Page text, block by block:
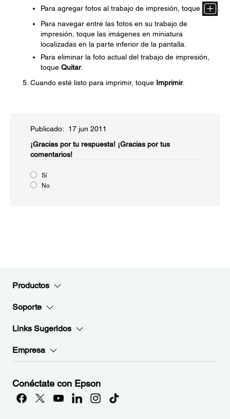
Para agregar fotos al trabajo de impresión, toque
Para navegar entre las fotos en su trabajo de
impresión, toque las imágenes en miniatura
localizadas en la parte inferior de la pantalla.
Para eliminar la foto actual del trabajo de impresión,
toque Quitar.
Cuando esté listo para imprimir, toque Imprimir.
Publicado: 17 jun 2011
¡Gracias por tu respuesta! ¡Gracias por tus
comentarios!
Sí
No
Productos
Soporte
Links Sugeridos
Empresa
Conéctate con Epson